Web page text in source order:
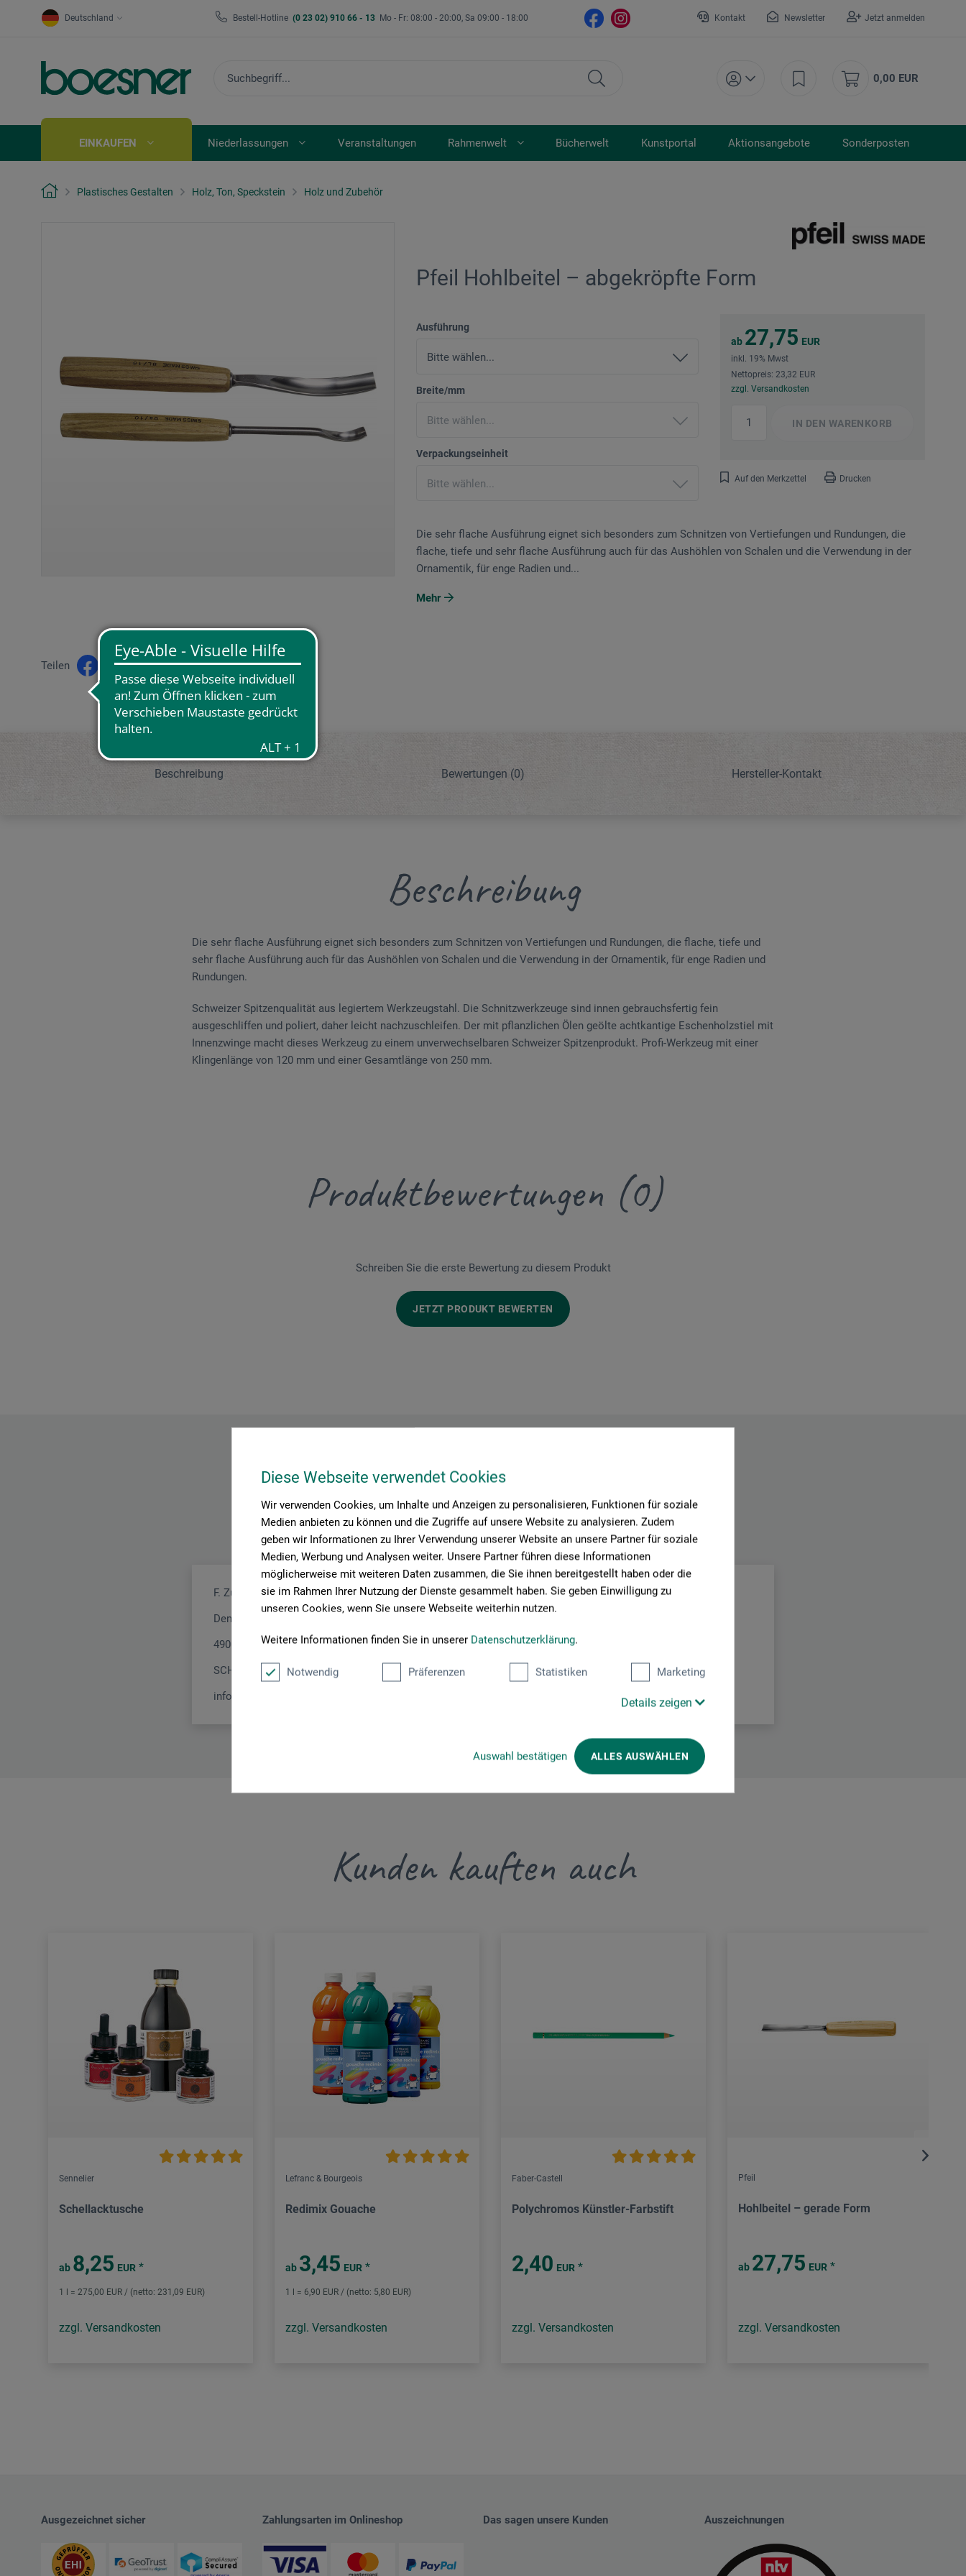
Diese Webseite verwendet Cookies
Wir verwenden Cookies, um Inhalte und Anzeigen zu personalisieren, Funktionen für soziale
Medien anbieten zu können und die Zugriffe auf unsere Website zu analysieren. Zudem
geben wir Informationen zu Ihrer Verwendung unserer Website an unsere Partner für soziale
Medien, Werbung und Analysen weiter. Unsere Partner führen diese Informationen
möglicherweise mit weiteren Daten zusammen, die Sie ihnen bereitgestellt haben oder die
sie im Rahmen Ihrer Nutzung der Dienste gesammelt haben. Sie geben Einwilligung zu
unseren Cookies, wenn Sie unsere Webseite weiterhin nutzen.
Weitere Informationen finden Sie in unserer Datenschutzerklärung.
Notwendig Präferenzen Statistiken Marketing
Details zeigen
Auswahl bestätigen ALLES AUSWÄHLEN
Deutschland Bestell-Hotline (0 23 02) 910 66 - 13 Mo - Fr: 08:00 - 20:00, Sa 09:00 - 18:00 Kontakt Newsletter Jetzt anmelden
0,00 EUR
EINKAUFEN Niederlassungen Veranstaltungen Rahmenwelt Bücherwelt Kunstportal Aktionsangebote Sonderposten
Plastisches Gestalten Holz, Ton, Speckstein Holz und Zubehör
Pfeil Hohlbeitel – abgekröpfte Form
Ausführung
Breite/mm
Verpackungseinheit
ab 27,75 EUR
inkl. 19% Mwst
Nettopreis: 23,32 EUR
zzgl. Versandkosten
IN DEN WARENKORB
Auf den Merkzettel Drucken
Teilen
Die sehr flache Ausführung eignet sich besonders zum Schnitzen von Vertiefungen und Rundungen, die
flache, tiefe und sehr flache Ausführung auch für das Aushöhlen von Schalen und die Verwendung in der
Ornamentik, für enge Radien und...
Mehr
Beschreibung Bewertungen (0) Hersteller-Kontakt
Beschreibung
Die sehr flache Ausführung eignet sich besonders zum Schnitzen von Vertiefungen und Rundungen, die flache, tiefe und
sehr flache Ausführung auch für das Aushöhlen von Schalen und die Verwendung in der Ornamentik, für enge Radien und
Rundungen.
Schweizer Spitzenqualität aus legiertem Werkzeugstahl. Die Schnitzwerkzeuge sind innen gebrauchsfertig fein
ausgeschliffen und poliert, daher leicht nachzuschleifen. Der mit pflanzlichen Ölen geölte achtkantige Eschenholzstiel mit
Innenzwinge macht dieses Werkzeug zu einem unverwechselbaren Schweizer Spitzenprodukt. Profi-Werkzeug mit einer
Klingenlänge von 120 mm und einer Gesamtlänge von 250 mm.
Produktbewertungen (0)
Schreiben Sie die erste Bewertung zu diesem Produkt
JETZT PRODUKT BEWERTEN
Hersteller-Kontakt
Hier finden Sie die Kontaktdaten des Herstellers zu diesem Produkt.
F. Zulauf Messerschmiede und Werkzeugfabrikations AG
Dennliweg 29
4900 Langenthal
SCHWEIZ
info@pfeiltools.com
Kunden kauften auch
Sennelier
Schellacktusche
ab 8,25 EUR *
1 l = 275,00 EUR / (netto: 231,09 EUR)
zzgl. Versandkosten
Lefranc & Bourgeois
Redimix Gouache
ab 3,45 EUR *
1 l = 6,90 EUR / (netto: 5,80 EUR)
zzgl. Versandkosten
Faber-Castell
Polychromos Künstler-Farbstift
2,40 EUR *
zzgl. Versandkosten
Pfeil
Hohlbeitel – gerade Form
ab 27,75 EUR *
zzgl. Versandkosten
Ausgezeichnet sicher Zahlungsarten im Onlineshop Das sagen unsere Kunden Auszeichnungen